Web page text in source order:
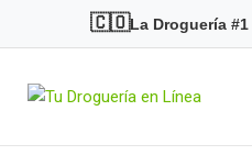
🇨🇴La Droguería
Home